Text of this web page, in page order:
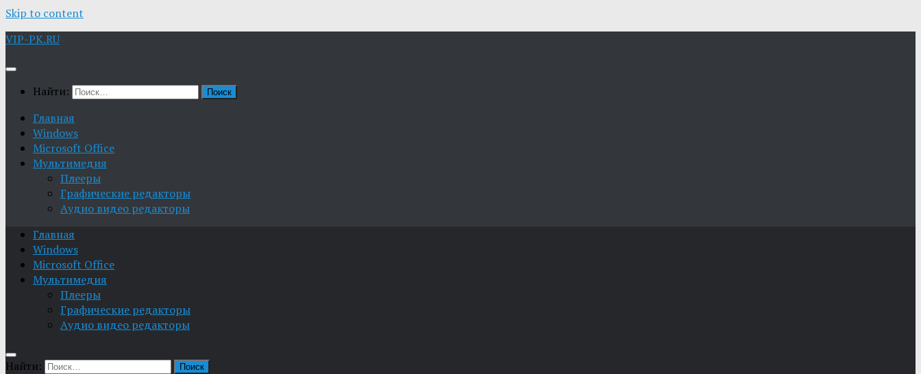
Skip to content
VIP-PK.RU
Найти:
Главная
Windows
Microsoft Office
Мультимедия
Плееры
Графические редакторы
Aудио видео редакторы
Главная
Windows
Microsoft Office
Мультимедия
Плееры
Графические редакторы
Aудио видео редакторы
Найти: